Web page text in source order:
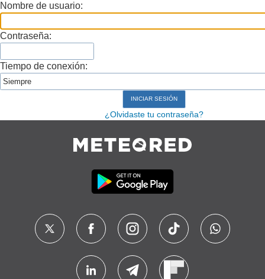
Nombre de usuario:
Contraseña:
Tiempo de conexión:
¿Olvidaste tu contraseña?